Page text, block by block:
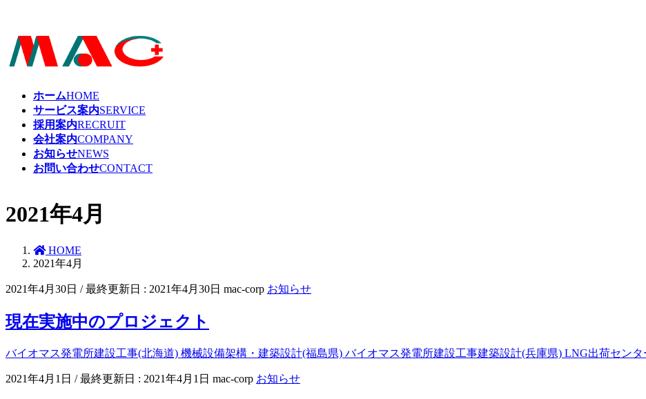
ホームHOME
サービス案内SERVICE
採用案内RECRUIT
会社案内COMPANY
お知らせNEWS
お問い合わせCONTACT
2021年4月
HOME
2021年4月
2021年4月30日 / 最終更新日 : 2021年4月30日 mac-corp お知らせ
現在実施中のプロジェクト
バイオマス発電所建設工事(北海道) 機械設備架構・建築設計(福島県) バイオマス発電所建設工事建築設計(兵庫県) LNG出荷セン
2021年4月1日 / 最終更新日 : 2021年4月1日 mac-corp お知らせ